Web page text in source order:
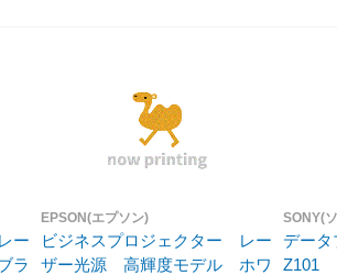
ー
ラ
EPSON(エプソン)
ビジネスプロジェクター レー
ザー光源 高輝度モデル ホワ
SONY(
データプ
Z101